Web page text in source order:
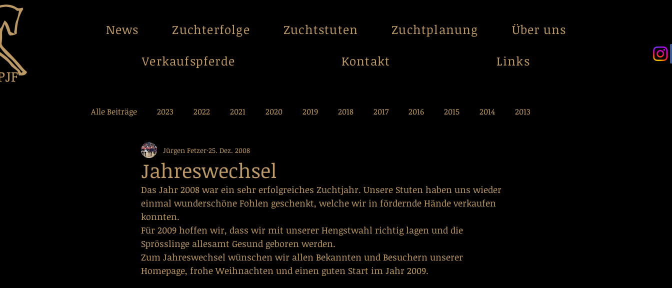
News Zuchterfolge Zuchtstuten Zuchtplanung
Über uns
Verkaufspferde
Kontakt Links
Alle Beiträge 2023 2022 2021 2020 2019 2018 2017 2016 2015 2014 2013
2011 2010 2009
Jahreswechsel
Jürgen Fetzer 25. Dez. 2008
Das Jahr 2008 war ein sehr erfolgreiches Zuchtjahr. Unsere Stuten haben uns wieder
einmal wunderschöne Fohlen geschenkt, welche wir in fördernde Hände verkaufen
konnten.
Für 2009 hoffen wir, dass wir mit unserer Hengstwahl richtig lagen und die
Sprösslinge allesamt Gesund geboren werden.
Zum Jahreswechsel wünschen wir allen Bekannten und Besuchern unserer
Homepage, frohe Weihnachten und einen guten Start im Jahr 2009.